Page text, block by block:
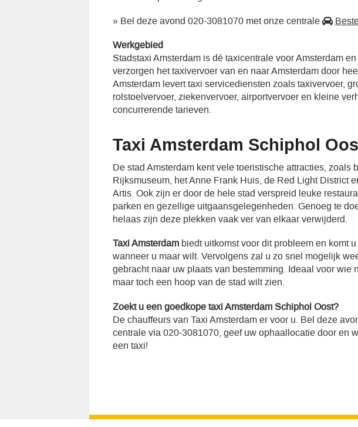
» Bel deze avond 020-3081070 met onze centrale
Werkgebied
Stadstaxi Amsterdam is dé taxicentrale voor Amsterdam
verzorgen het taxivervoer van en naar Amsterdam door
Amsterdam levert taxi servicediensten zoals taxivervoer,
rolstoelvervoer, ziekenvervoer, airportvervoer en kleine
concurrerende tarieven.
Taxi Amsterdam Schiphol
De stad Amsterdam kent vele toeristische attracties, zoals
Rijksmuseum, het Anne Frank Huis, de Red Light District
Artis. Ook zijn er door de hele stad verspreid leuke
parken en gezellige uitgaansgelegenheden. Genoeg te
helaas zijn deze plekken vaak ver van elkaar verwijderd.
Taxi Amsterdam biedt uitkomst voor dit probleem en komt
wanneer u maar wilt. Vervolgens zal u zo snel mogelijk
gebracht naar uw plaats van bestemming. Ideaal voor wie
maar toch een hoop van de stad wilt zien.
Zoekt u een goedkope taxi Amsterdam Schiphol Oost?
De chauffeurs van Taxi Amsterdam er voor u. Bel deze
centrale via 020-3081070, geef uw ophaallocatie door en
een taxi!